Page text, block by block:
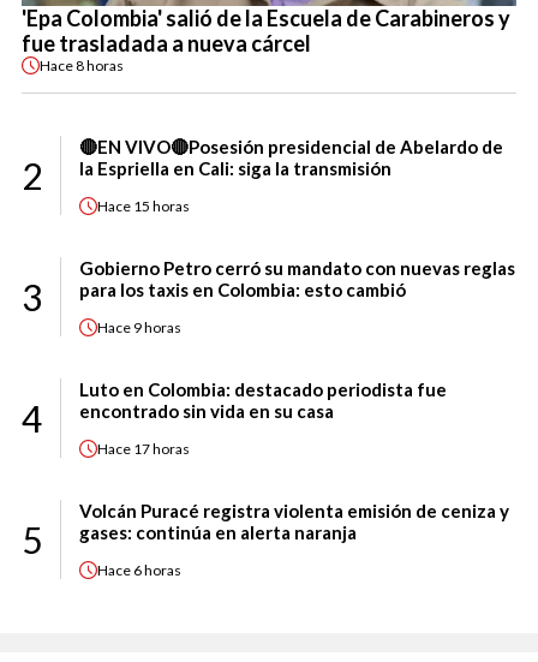
'Epa Colombia' salió de la Escuela de Carabineros y
fue trasladada a nueva cárcel
Hace8 horas
2
🔴EN VIVO🔴Posesión presidencial de Abelardo de
la Espriella en Cali: siga la transmisión
Hace 15 horas
3
Gobierno Petro cerró su mandato con nuevas reglas
para los taxis en Colombia: esto cambió
Hace 9 horas
4
Luto en Colombia: destacado periodista fue
encontrado sin vida en su casa
Hace 17 horas
5
Volcán Puracé registra violenta emisión de ceniza y
gases: continúa en alerta naranja
Hace 6 horas